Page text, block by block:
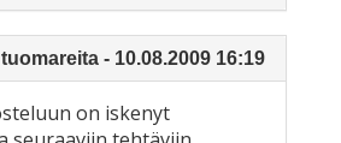
- 10.08.2009 16:19
on iskenyt